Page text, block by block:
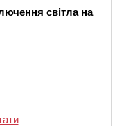
світла на